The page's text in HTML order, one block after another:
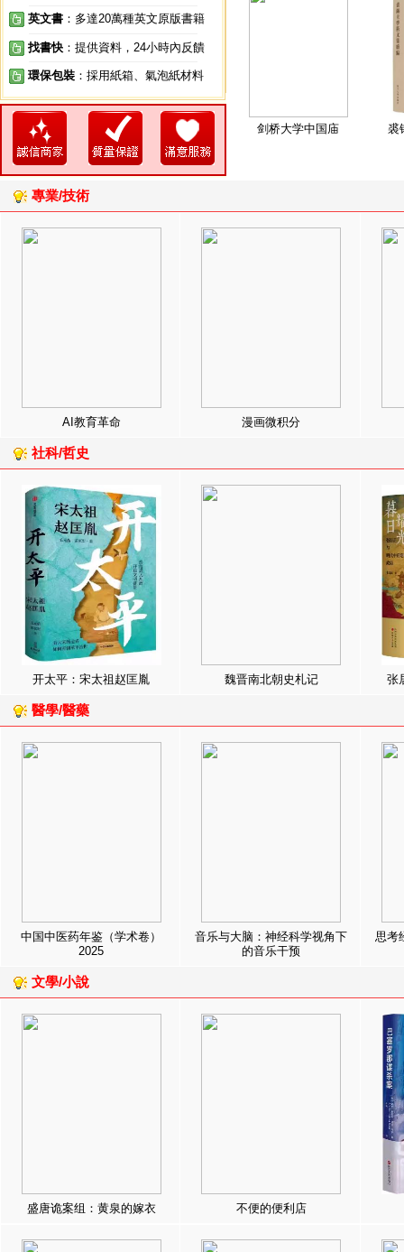
英文書 ：多達20萬種英文原版書籍
找書快 ：提供資料，24小時內反饋
環保包裝 ：採用紙箱、氣泡紙材料
剑桥大学中国庙 裘
專業/技術
AI教育革命 漫画微积分
社科/哲史
开太平：宋太祖赵匡胤 魏晋南北朝史札记 张
醫學/醫藥
中国中医药年鉴（学术卷）
2025
音乐与大脑：神经科学视角下
的音乐干预
思考
文學/小說
盛唐诡案组：黄泉的嫁衣 不便的便利店